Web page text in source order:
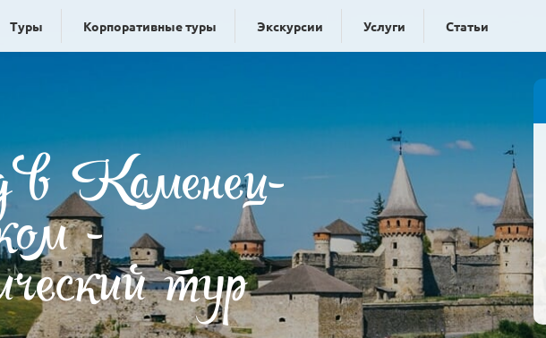
Туры Корпоративные туры Экскурсии Услуги Статьи
в Каменец-
-
тур